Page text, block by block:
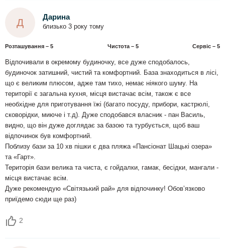
Д Дарина
близько 3 року тому
Розташування – 5 Чистота – 5 Сервіс – 5
Відпочивали в окремому будиночку, все дуже сподобалось,
будиночок затишний, чистий та комфортний. База знаходиться в лісі,
що є великим плюсом, адже там тихо, немає ніякого шуму. На
території є загальна кухня, місця вистачає всім, також є все
необхідне для приготування їжі (багато посуду, прибори, кастрюлі,
сковорідки, миюче і т.д). Дуже сподобався власник - пан Василь,
видно, що він дуже доглядає за базою та турбується, щоб ваш
відпочинок був комфортний.
Поблизу бази за 10 хв пішки є два пляжа «Пансіонат Шацькі озера»
та «Гарт».
Територія бази велика та чиста, є гойдалки, гамак, бесідки, мангали -
місця вистачає всім.
Дуже рекомендую «Світязький рай» для відпочинку! Обовʼязково
приїдемо сюди ще раз)
2